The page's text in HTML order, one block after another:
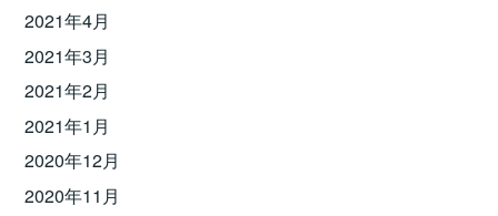
2021年4月
2021年3月
2021年2月
2021年1月
2020年12月
2020年11月